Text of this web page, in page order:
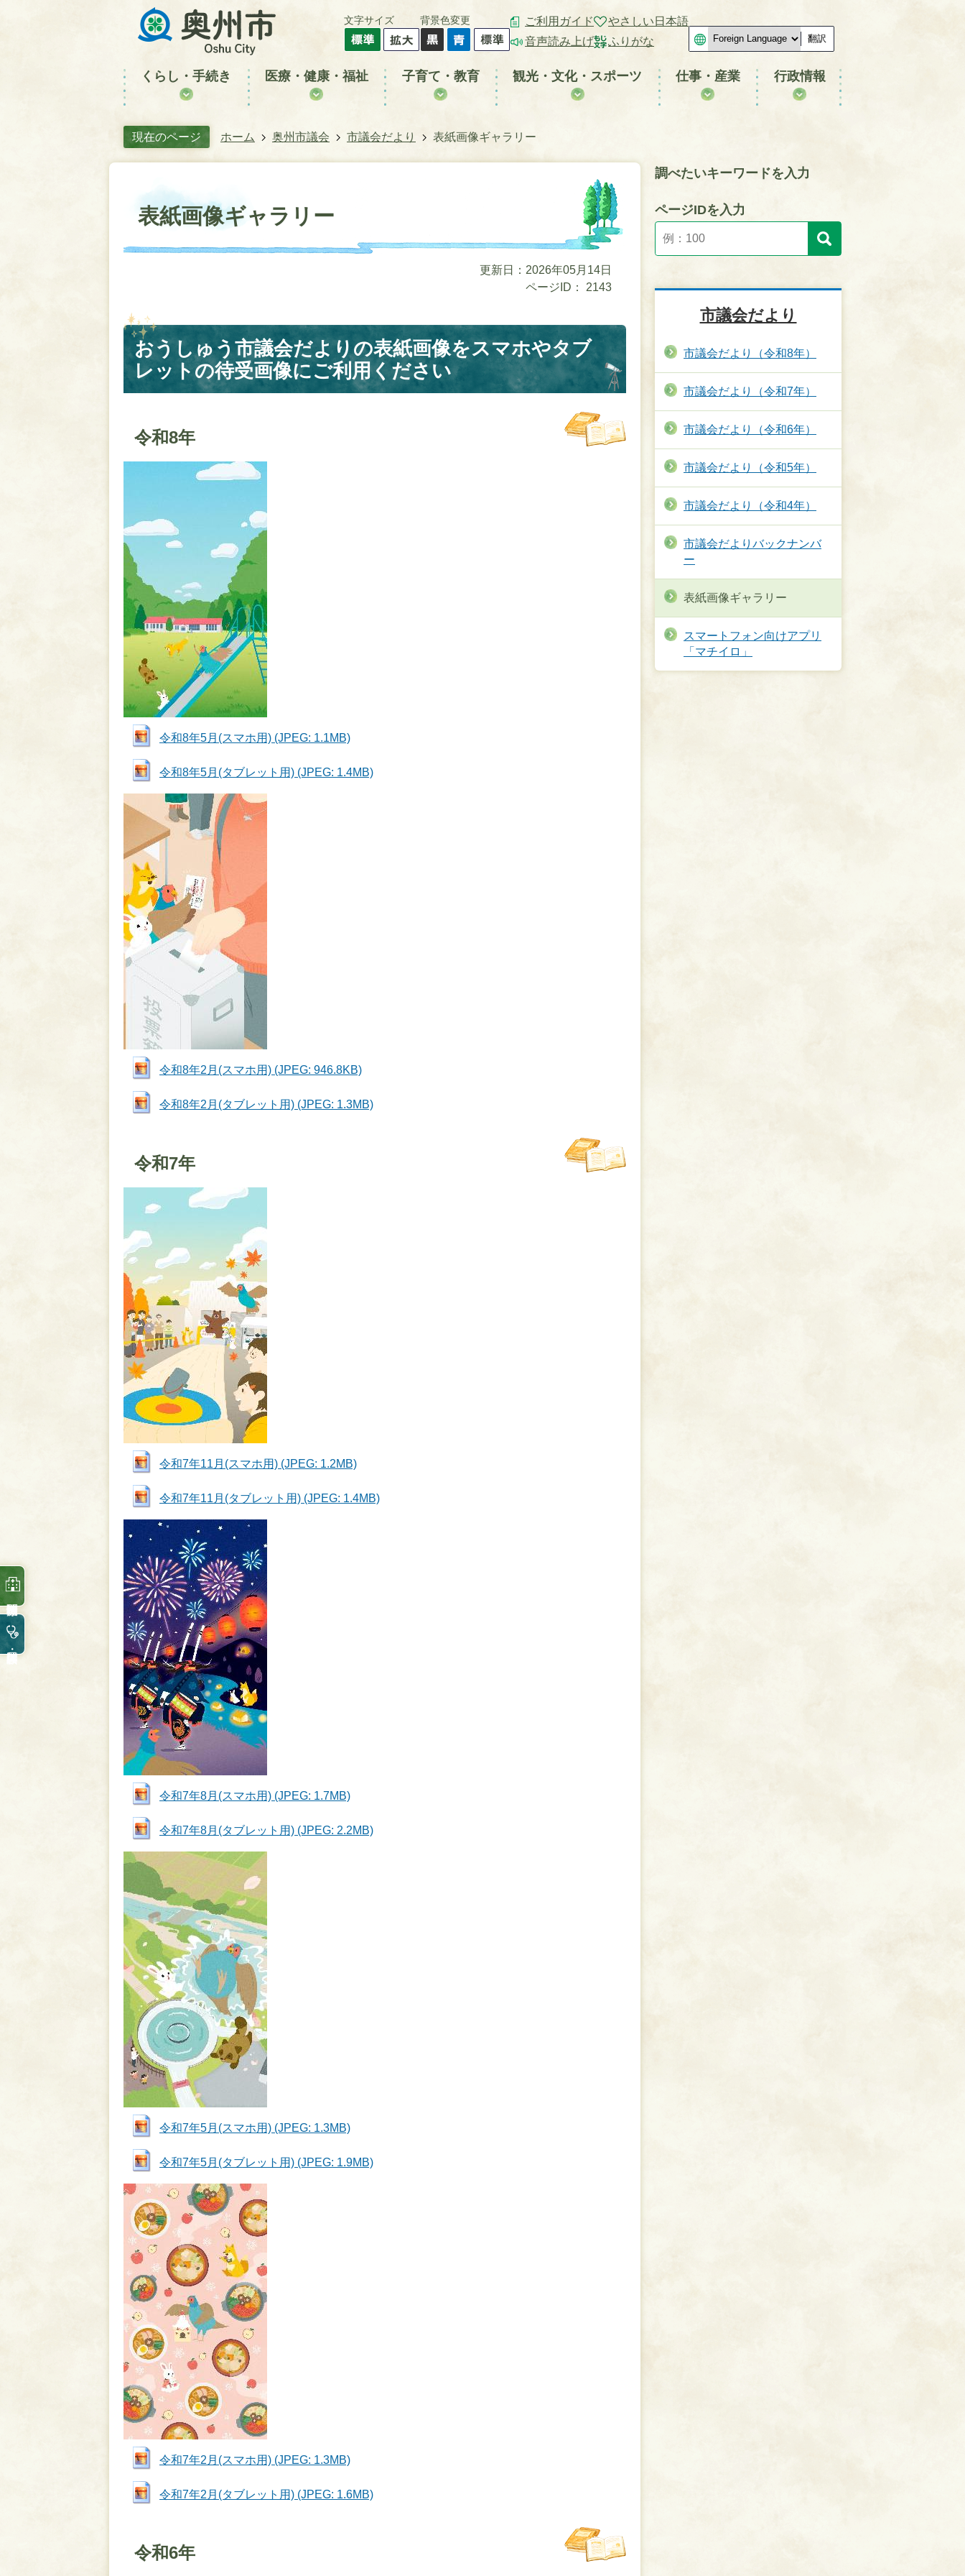
文字サイズ 背景色変更
ご利用ガイド
音声読み上げ
やさしい日本語
ふりがな
翻訳
くらし・手続き 医療・健康・福祉 子育て・教育 観光・文化・スポーツ 仕事・産業 行政情報
現在のページ ホーム 奥州市議会 市議会だより 表紙画像ギャラリー
表紙画像ギャラリー
更新日：2026年05月14日
ページID：
2143
おうしゅう市議会だよりの表紙画像をスマホやタブ
レットの待受画像にご利用ください
令和8年
令和8年5月(スマホ用) (JPEG: 1.1MB)
令和8年5月(タブレット用) (JPEG: 1.4MB)
令和8年2月(スマホ用) (JPEG: 946.8KB)
令和8年2月(タブレット用) (JPEG: 1.3MB)
令和7年
令和7年11月(スマホ用) (JPEG: 1.2MB)
令和7年11月(タブレット用) (JPEG: 1.4MB)
令和7年8月(スマホ用) (JPEG: 1.7MB)
令和7年8月(タブレット用) (JPEG: 2.2MB)
令和7年5月(スマホ用) (JPEG: 1.3MB)
令和7年5月(タブレット用) (JPEG: 1.9MB)
令和7年2月(スマホ用) (JPEG: 1.3MB)
令和7年2月(タブレット用) (JPEG: 1.6MB)
令和6年
調べたいキーワードを入力
ページIDを入力
市議会だより
市議会だより（令和8年）
市議会だより（令和7年）
市議会だより（令和6年）
市議会だより（令和5年）
市議会だより（令和4年）
市議会だよりバックナンバ
ー
表紙画像ギャラリー
スマートフォン向けアプリ
「マチイロ」